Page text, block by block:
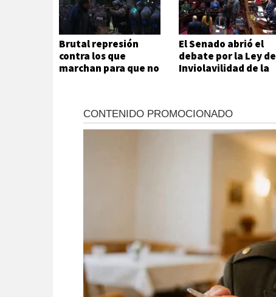
Brutal represión
contra los que
marchan para que no
El Senado abrió el
debate por la Ley de
Inviolavilidad de la